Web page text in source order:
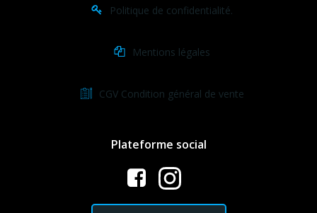
Politique de confidentialité.
Mentions légales
CGV Condition général de vente
Plateforme social